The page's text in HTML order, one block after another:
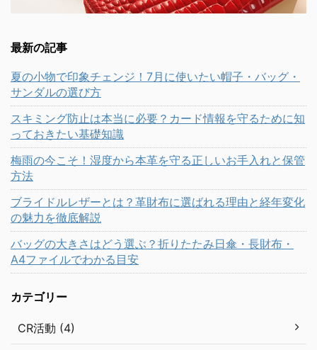
最新の記事
夏の小物で印象チェンジ！7月に使いたい帽子・バッグ・
サンダルの選び方
スキミング防止は本当に必要？カード情報を守るために知
っておきたい基礎知識
梅雨の今こそ！湿度から本革を守る正しいお手入れと保管
方法
ブライドルレザーとは？革財布に選ばれる理由と経年変化
の魅力を徹底解説
バッグの大きさはどう選ぶ？折りたたみ日傘・長財布・
A4ファイルでわかる目安
カテゴリー
CR活動 (4)